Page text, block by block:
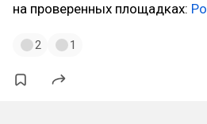
на проверенных площадках:
2 1